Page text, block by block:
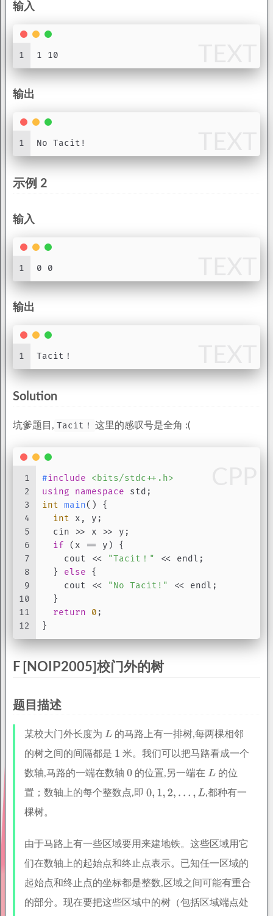
输入
1 1 10
输出
1 No Tacit!
示例 2
输入
1 0 0
输出
1 Tacit！
Solution
坑爹题目, Tacit！ 这里的感叹号是全角 :(
1
2
3
4
5
6
7
8
9
10
11
12
#include
<bits/stdc++.h>
using
namespace std;
int main()
{
int x, y;
  cin >> x >> y;
if (x == y) {
    cout <<
"Tacit！"
<< endl;
  }
else {
    cout <<
"No Tacit!"
<< endl;
  }
return
0 ;
}
F [NOIP2005]校门外的树
题目描述
某校大门外长度为
的马路上有一排树,每两棵相邻
的树之间的间隔都是
米。我们可以把马路看成一个
数轴,马路的一端在数轴
的位置,另一端在
的位
置；数轴上的每个整数点,即
,都种有一
棵树。
由于马路上有一些区域要用来建地铁。这些区域用它
们在数轴上的起始点和终止点表示。已知任一区域的
起始点和终止点的坐标都是整数,区域之间可能有重合
的部分。现在要把这些区域中的树（包括区域端点处